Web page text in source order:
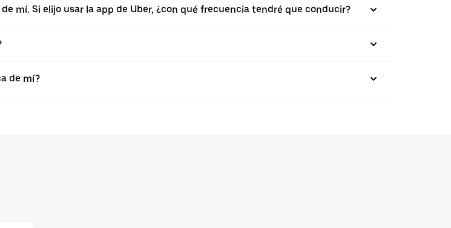
mí. Si elijo usar la app de Uber, ¿con qué frecuencia tendré que conducir?
de mí?